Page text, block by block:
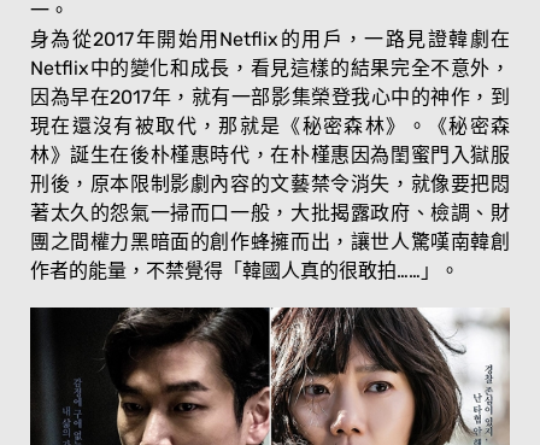
一。
身為從2017年開始用Netflix的用戶，一路見證韓劇在
Netflix中的變化和成長，看見這樣的結果完全不意外，
因為早在2017年，就有一部影集榮登我心中的神作，到
現在還沒有被取代，那就是《秘密森林》。《秘密森
林》誕生在後朴槿惠時代，在朴槿惠因為閨蜜門入獄服
刑後，原本限制影劇內容的文藝禁令消失，就像要把悶
著太久的怨氣一掃而口一般，大批揭露政府、檢調、財
團之間權力黑暗面的創作蜂擁而出，讓世人驚嘆南韓創
作者的能量，不禁覺得「韓國人真的很敢拍……」。